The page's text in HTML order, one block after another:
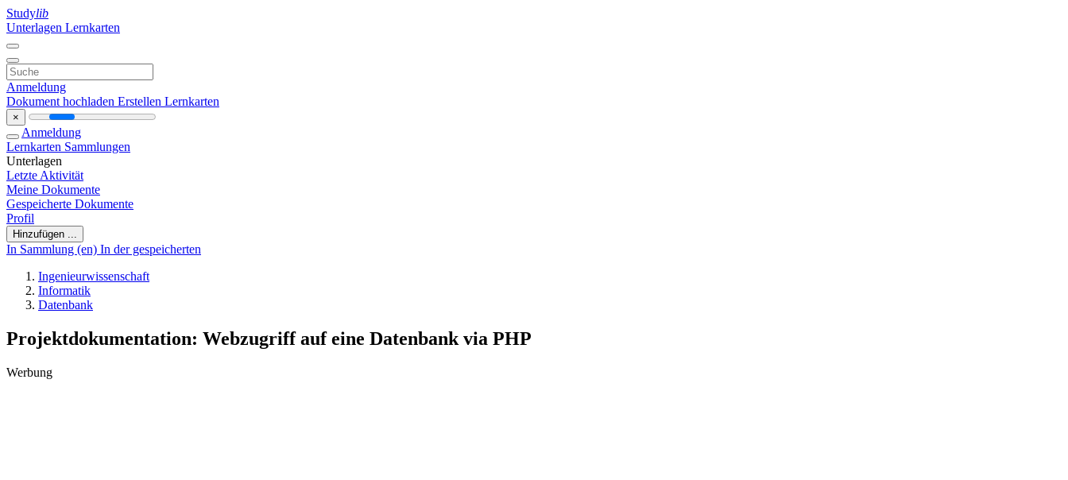
Studylib
Unterlagen Lernkarten
Anmeldung
Dokument hochladen Erstellen Lernkarten
×
Anmeldung
Lernkarten Sammlungen
Unterlagen
Letzte Aktivität
Meine Dokumente
Gespeicherte Dokumente
Profil
Hinzufügen ...
In Sammlung (en) In der gespeicherten
Ingenieurwissenschaft
Informatik
Datenbank
Projektdokumentation: Webzugriff auf eine Datenbank via PHP
Werbung